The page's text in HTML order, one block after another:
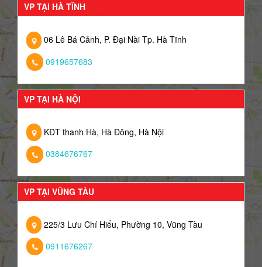
VP TẠI HÀ TĨNH
06 Lê Bá Cảnh, P. Đại Nài Tp. Hà Tĩnh
0919657683
VP TẠI HÀ NỘI
KĐT thanh Hà, Hà Đông, Hà Nội
0384676767
VP TẠI VŨNG TÀU
225/3 Lưu Chí Hiếu, Phường 10, Vũng Tàu
0911676267